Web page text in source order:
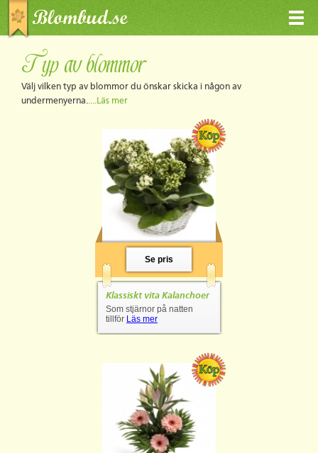
Typ av blommor
Välj vilken typ av blommor du önskar skicka i någon av
undermenyerna.....Läs mer
Se pris
Klassiskt vita Kalanchoer
Som stjärnor på natten
tillför Läs mer